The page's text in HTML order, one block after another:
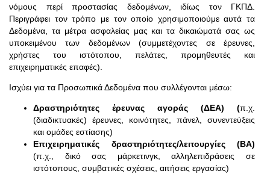
νόμους περί προστασίας δεδομένων, ιδίως τον ΓΚΠΔ.
Περιγράφει τον τρόπο με τον οποίο χρησιμοποιούμε αυτά τα
Δεδομένα, τα μέτρα ασφαλείας μας και τα δικαιώματά σας ως
υποκειμένου των δεδομένων (συμμετέχοντες σε έρευνες,
χρήστες του ιστότοπου, πελάτες, προμηθευτές και
επιχειρηματικές επαφές).
Ισχύει για τα Προσωπικά Δεδομένα που συλλέγονται μέσω:
Δραστηριότητες έρευνας αγοράς (ΔΕΑ) (π.χ.
(διαδικτυακές) έρευνες, κοινότητες, πάνελ, συνεντεύξεις
και ομάδες εστίασης)
Επιχειρηματικές δραστηριότητες/λειτουργίες (BA)
(π.χ., δικό σας μάρκετινγκ, αλληλεπιδράσεις σε
ιστότοπους, συμβατικές σχέσεις, αιτήσεις εργασίας)